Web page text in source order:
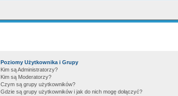
Poziomy Użytkownika i Grupy
Kim są Administratorzy?
Kim są Moderatorzy?
Czym są grupy użytkowników?
Gdzie są grupy użytkowników i jak do nich mogę dołączyć?